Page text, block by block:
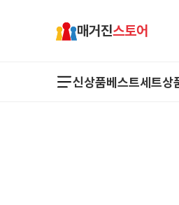
매거진스토어
신상품베스트세트상